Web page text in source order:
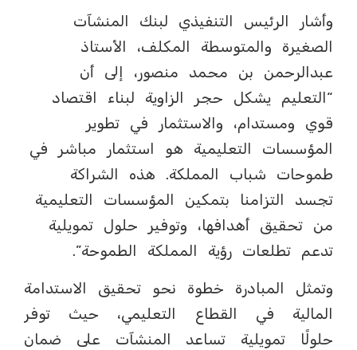
وأشار الرئيس التنفيذي لبنك المنشآت
الصغيرة والمتوسطة المكلف، الأستاذ
عبدالرحمن بن محمد منصور، إلى أن
“التعليم يشكل حجر الزاوية لبناء اقتصاد
قوي ومستدام، والاستثمار في تطوير
المؤسسات التعليمية هو استثمار مباشر في
طموحات شباب المملكة. هذه الشراكة
تجسد التزامنا بتمكين المؤسسات التعليمية
من تحقيق أهدافها، وتوفير حلول تمويلية
تدعم تطلعات رؤية المملكة الطموحة”.
وتمثل المبادرة خطوة نحو تحقيق الاستدامة
المالية في القطاع التعليمي، حيث توفر
حلولًا تمويلية تساعد المنشآت على ضمان